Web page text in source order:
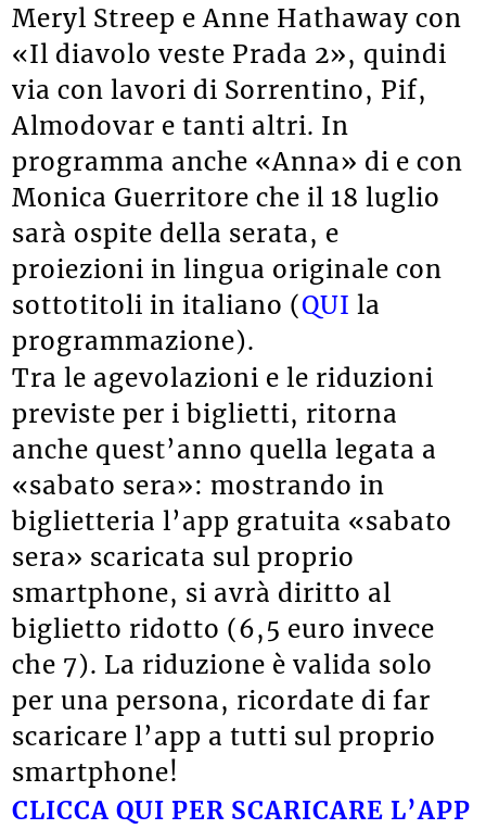
Meryl Streep e Anne Hathaway con
«Il diavolo veste Prada 2», quindi
via con lavori di Sorrentino, Pif,
Almodovar e tanti altri. In
programma anche «Anna» di e con
Monica Guerritore che il 18 luglio
sarà ospite della serata, e
proiezioni in lingua originale con
sottotitoli in italiano (QUI la
programmazione).
Tra le agevolazioni e le riduzioni
previste per i biglietti, ritorna
anche quest’anno quella legata a
«sabato sera»: mostrando in
biglietteria l’app gratuita «sabato
sera» scaricata sul proprio
smartphone, si avrà diritto al
biglietto ridotto (6,5 euro invece
che 7). La riduzione è valida solo
per una persona, ricordate di far
scaricare l’app a tutti sul proprio
smartphone!
CLICCA QUI PER SCARICARE L’APP